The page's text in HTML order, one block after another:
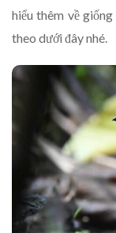
hiểu thêm về
theo dưới đây nhé.